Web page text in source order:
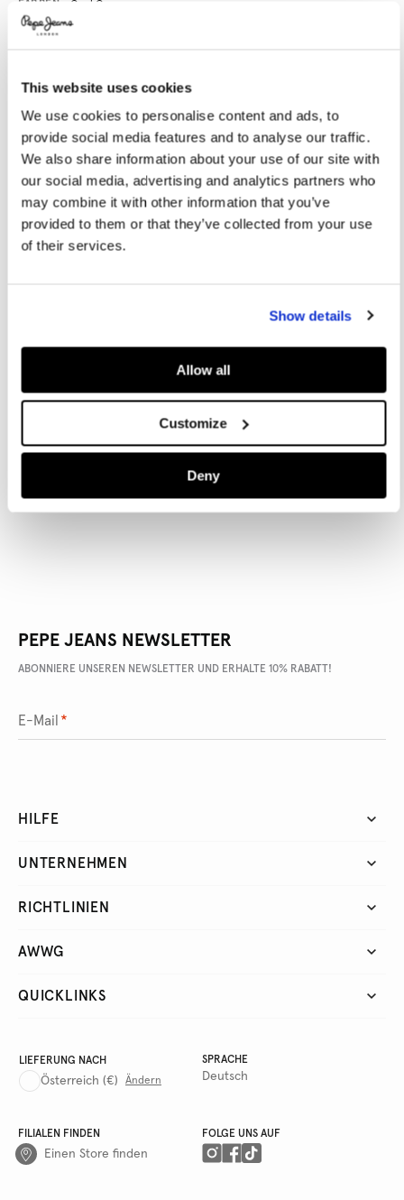
This website uses cookies
We use cookies to personalise content and ads, to
provide social media features and to analyse our traffic.
We also share information about your use of our site with
our social media, advertising and analytics partners who
may combine it with other information that you’ve
provided to them or that they’ve collected from your use
of their services.
Show details
Allow all
Customize
Deny
Promotions
Variations
FARBEN: Cool Grey
GRÖßE AUSWÄHLEN:
36 37 38 39 40
41 42
Größentabelle
Lieferung in 3-5
Kostenlose Abholung
Kostenlose lieferung ab 80€.
ARTIKEL DETAILS
PEPE JEANS NEWSLETTER
ABONNIERE UNSEREN NEWSLETTER UND ERHALTE 10% RABATT!
E-Mail *
HILFE
UNTERNEHMEN
RICHTLINIEN
AWWG
QUICKLINKS
LIEFERUNG NACH
Österreich (€) Ändern
SPRACHE
Deutsch
FILIALEN FINDEN
Einen Store finden
FOLGE UNS AUF